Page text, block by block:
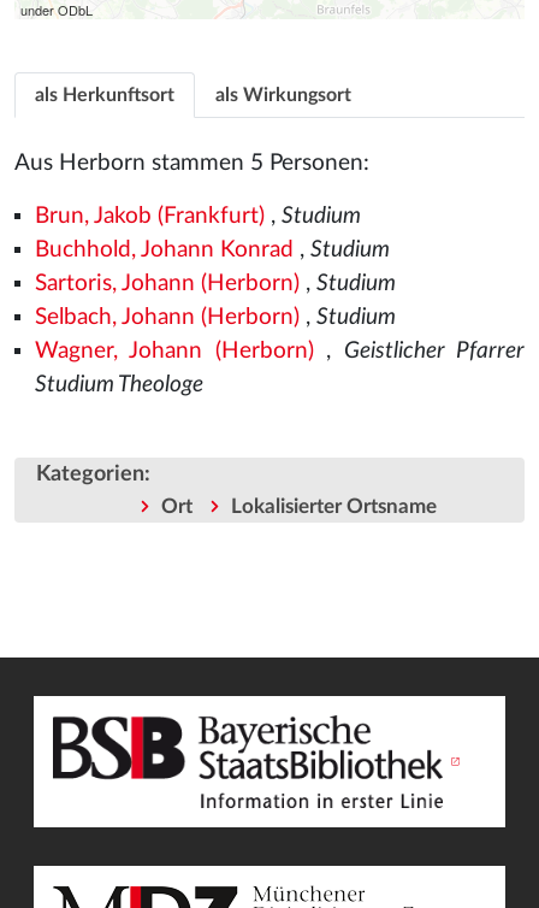
under ODbL
als Herkunftsort als Wirkungsort
Aus Herborn stammen 5 Personen:
Brun, Jakob (Frankfurt), Studium
Buchhold, Johann Konrad , Studium
Sartoris, Johann (Herborn), Studium
Selbach, Johann (Herborn), Studium
Wagner, Johann (Herborn), Geistlicher Pfarrer
Studium Theologe
Kategorien:
Ort Lokalisierter Ortsname